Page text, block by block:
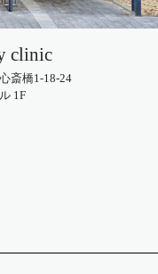
clinic
斎橋1-18-24
1F